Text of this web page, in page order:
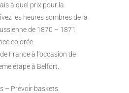
à quel prix pour la
les heures sombres de la
de 1870 – 1871
colorée.
France à l’occasion de
étape à Belfort.
– Prévoir baskets.